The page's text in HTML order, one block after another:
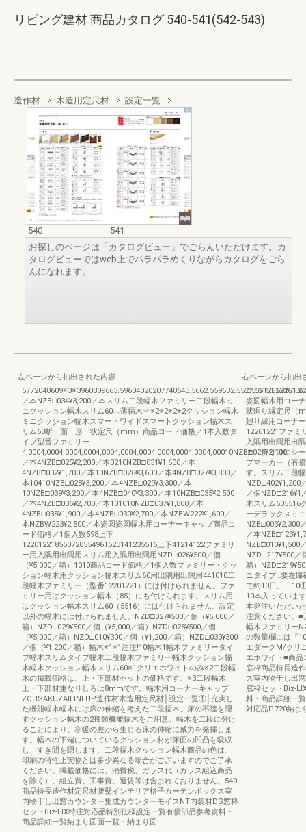
リビング建材 商品カタログ 540-541(542-543)
造作材 木造用定尺材 設定一覧
540
541
お探しのページは「カタログビュー」でごらんいただけます。カ
タログビューではweb上でパラパラめくりながらカタログをごら
んになれます。
左ページから抽出された内容
／本NZB□034¥3,200／本スリム二段幅木ファミリー二段幅木ミ
ニクッション幅木スリム60︵薄幅木︶※2※2※2※2クッション幅木
ミニクッション幅木スマートワイドスマートクッション幅木ス
リム60断 面 形 状定尺（mm）商品コード価格／1本入数タ
イプ型番ファミリー
4,0004,0004,0004,0004,0004,0004,0004,0004,0004,0004,00010NZB□024¥2,100
／本4NZB□025¥2,200／本3210NZB□031¥1,600／本
4NZB□032¥1,700／本10NZB□026¥3,600／本4NZB□027¥3,800／
本10410NZB□028¥3,200／本4NZB□029¥3,300／本
10NZB□039¥3,200／本4NZB□040¥3,300／本10NZB□035¥2,500
／本4NZB□036¥2,700／本101010NZB□037¥1,800／本
4NZB□038¥1,900／本4NZB□030¥2,700／本NZBW222¥1,600／
本NZBW223¥2,500／本姿図姿図幅木用コーナーキャップ商品コ
ード価格／1個入数598上下
122012218550728554961523141235516上下41214122ファミリ
ー用入隅用出隅用スリム用入隅用出隅用NZD□026¥500／個
（¥5,000／箱）1010商品コード価格／1個入数ファミリー・クッ
ション幅木用クッション幅木スリム60用出隅用出隅用441010二
段幅木ファミリー（型番12201221）には付けられません。ファ
ミリー用はクッション幅木（85）にも付けられます。スリム用
はクッション幅木スリム60（5516）には付けられません。設定
以外の幅木には付けられません。NZD□027¥500／個（¥5,000／
箱）NZD□029¥500／個（¥5,000／箱）NZD□028¥500／個
（¥5,000／箱）NZD□010¥300／個（¥1,200／箱）NZD□030¥300
／個（¥1,200／箱）幅木※1※1注注!10幅木1幅木ファミリータイ
プ幅木スリムタイプ幅木二段幅木ファミリー幅木クッション幅
木幅木クッション幅木スリム60※1クリエホワイトのみ※2二段幅
木の掲載価格は、上・下部材セットの価格です。※3二段幅木
上・下部材重なりしろは8mmです。幅木用コーナーキャップ
ZOUSAKUZAILINEUP造作材木造用定尺材│設定一覧①│充実し
た機能幅木幅木には床の伸縮を考えた二段幅木、床の不陸を隠
すクッション幅木の2種類機能幅木をご用意。幅木を二段に分け
ることにより、寒暖の差から生じる床の伸縮に威力を発揮しま
す。幅木の下端についているクッション材が床面の凹凸を吸収
し、すき間を隠します。二段幅木クッション幅木商品の色は、
印刷の特性上実物とは多少異なる場合がございますのでご了承
ください。掲載価格には、消費税、ガラス代（ガラス組込商品
を除く）、組立費、工事費、運賃等は含まれておりません。540
商品特長造作材定尺材腰壁インテリア格子カーテンボックス室
内物干し出窓カウンター集成カウンターモイスNT内装材DS窓枠
セットBiz-LIX特注対応品特別仕様設定一覧有償部品参考資料・
商品詳細一覧納まり図面一覧・納まり図
右ページから抽出
姿図幅木用コー
状廻り縁定尺（
廻り縁用コーナ
12201221ファミ
入隅用出隅用出
上、折り目にシ
プマーカー（有
す。スリム二段
NZD□402¥1,200
／個
木スリム605516
ーデラックスミ
NZB□003¥2,300
／本
NZB□010¥1,500
NZD□217¥500／
箱）
ニタイプ…要在庫
で約10日。！
10本入っていま
本発注いただい
注意ください。■
幅木ファミリー
の数量欄には『
エダークM/クリ
エホワイト■商
窓枠商品特長造
ス室内物干し出
窓枠セットBiz-
料・商品詳細一
対応品P.720納ま